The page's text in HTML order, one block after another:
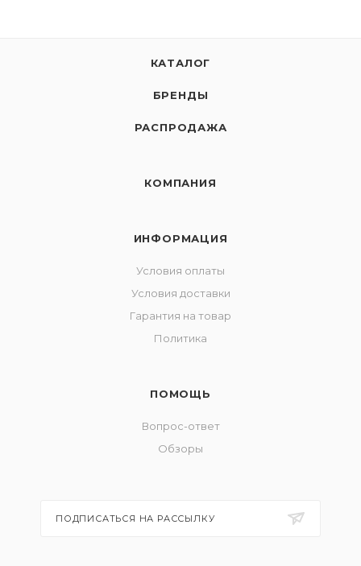
КАТАЛОГ
БРЕНДЫ
РАСПРОДАЖА
КОМПАНИЯ
ИНФОРМАЦИЯ
Условия оплаты
Условия доставки
Гарантия на товар
Политика
ПОМОЩЬ
Вопрос-ответ
Обзоры
ПОДПИСАТЬСЯ НА РАССЫЛКУ